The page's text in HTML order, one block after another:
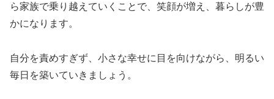
ら家族で乗り越えていくことで、笑顔が増え、暮らしが豊
かになります。
自分を責めすぎず、小さな幸せに目を向けながら、明るい
毎日を築いていきましょう。